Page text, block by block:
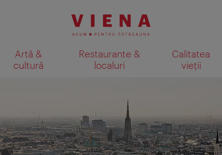
Artă &
cultură
Restaurante &
localuri
Calitatea
vieții